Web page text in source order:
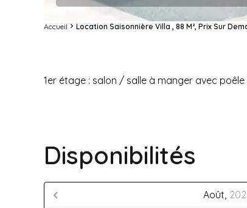
Accueil Location Saisonnière Villa , 88 M², Prix Sur
1er étage : salon / salle à manger avec
Disponibilités
Août,